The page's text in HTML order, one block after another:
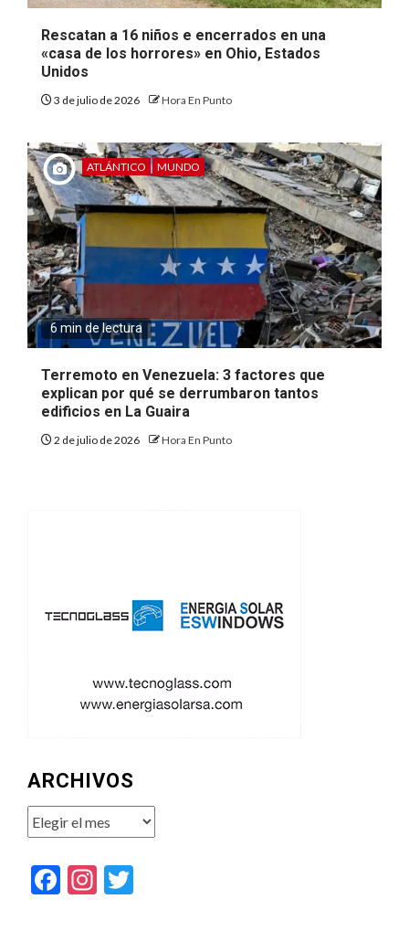
Rescatan a 16 niños e encerrados en una
«casa de los horrores» en Ohio, Estados
Unidos
3 de julio de 2026 Hora En Punto
ATLÁNTICO MUNDO
6 min de lectura
Terremoto en Venezuela: 3 factores que
explican por qué se derrumbaron tantos
edificios en La Guaira
2 de julio de 2026 Hora En Punto
ARCHIVOS
Archivos
Facebook
Instagram